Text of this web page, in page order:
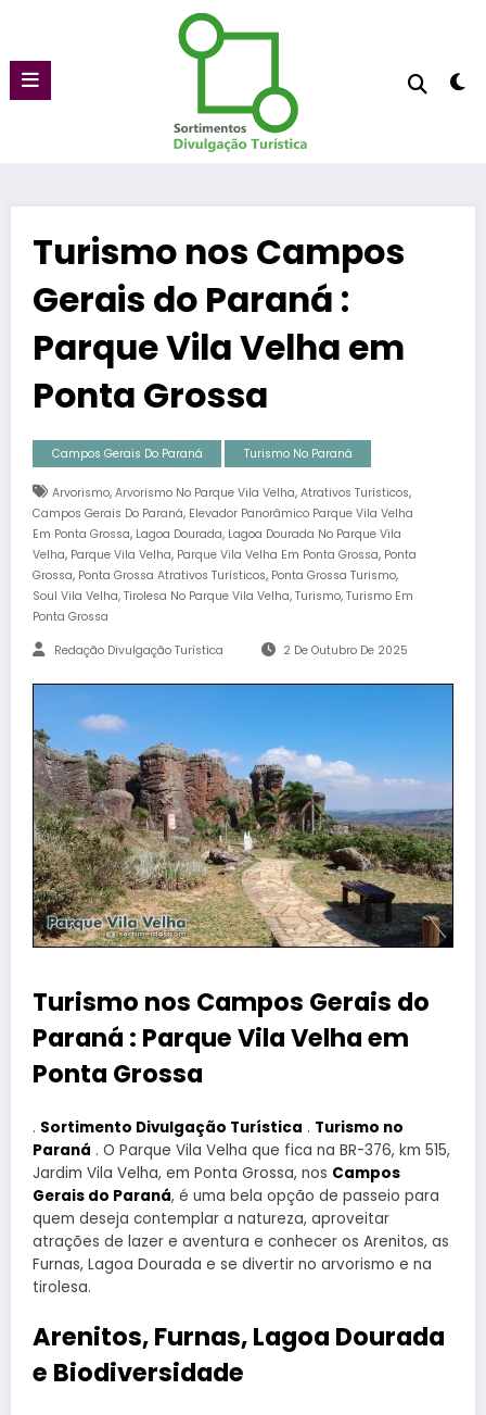
conteúdo
Turismo nos Campos
Gerais do Paraná :
Parque Vila Velha em
Ponta Grossa
Campos Gerais Do Paraná Turismo No Paraná
Arvorismo, Arvorismo No Parque Vila Velha, Atrativos Turísticos,
Campos Gerais Do Paraná, Elevador Panorâmico Parque Vila Velha
Em Ponta Grossa, Lagoa Dourada, Lagoa Dourada No Parque Vila
Velha, Parque Vila Velha, Parque Vila Velha Em Ponta Grossa, Ponta
Grossa, Ponta Grossa Atrativos Turísticos, Ponta Grossa Turismo,
Soul Vila Velha, Tirolesa No Parque Vila Velha, Turismo, Turismo Em
Ponta Grossa
Redação Divulgação Turística 2 De Outubro De 2025
Turismo nos Campos Gerais do
Paraná : Parque Vila Velha em
Ponta Grossa
. Sortimento Divulgação Turística . Turismo no
Paraná . O Parque Vila Velha que fica na BR-376, km 515,
Jardim Vila Velha, em Ponta Grossa, nos Campos
Gerais do Paraná, é uma bela opção de passeio para
quem deseja contemplar a natureza, aproveitar
atrações de lazer e aventura e conhecer os Arenitos, as
Furnas, Lagoa Dourada e se divertir no arvorismo e na
tirolesa.
Arenitos, Furnas, Lagoa Dourada
e Biodiversidade